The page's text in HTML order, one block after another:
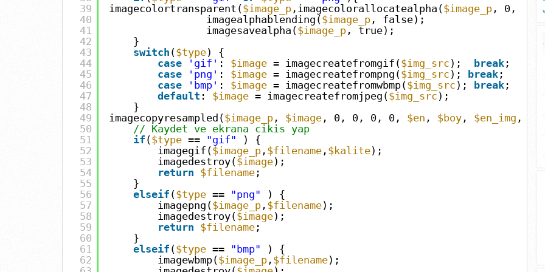
39
40
41
42
43
44
45
46
47
48
49
50
51
52
53
54
55
56
57
58
59
60
61
62
imagecolortransparent($image_p ,imagecolorallocatealpha($image_p , 0, 0,
imagealphablending($image_p , false);
imagesavealpha($image_p , true);
}
switch ($type) {
case
'gif' : $image = imagecreatefromgif($img_src ); break ;
case
'png' : $image = imagecreatefrompng($img_src ); break ;
case
'bmp' : $image = imagecreatefromwbmp($img_src ); break ;
default : $image = imagecreatefromjpeg($img_src );
}
imagecopyresampled($image_p , $image , 0, 0, 0, 0, $en , $boy , $en_img ,
// Kaydet ve ekrana cikis yap
if ($type == "gif"
) {
imagegif($image_p , $filename , $kalite);
imagedestroy($image);
return $filename ;
}
elseif ($type == "png"
) {
imagepng($image_p , $filename);
imagedestroy($image);
return $filename ;
}
elseif ($type == "bmp"
) {
imagewbmp($image_p , $filename);